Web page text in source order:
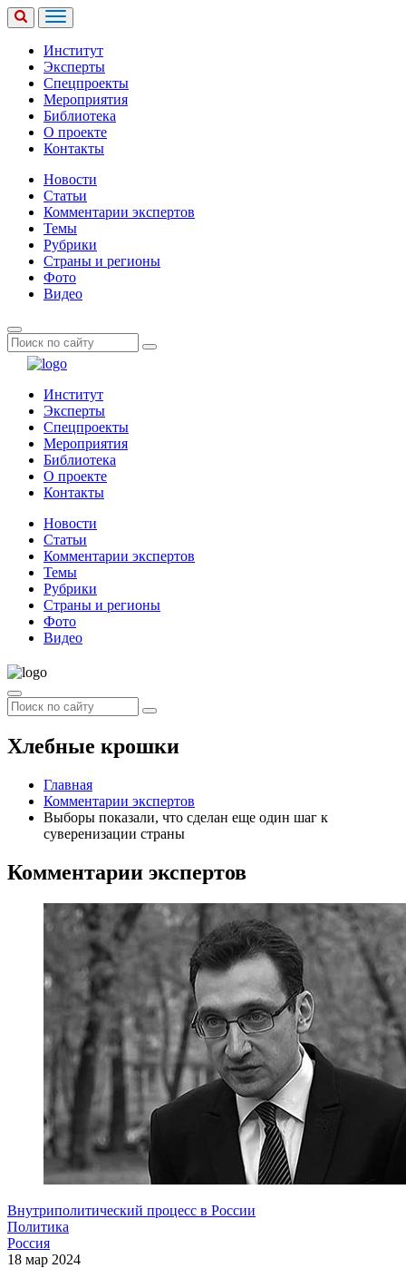
Институт
Эксперты
Спецпроекты
Мероприятия
Библиотека
О проекте
Контакты
Новости
Статьи
Комментарии экспертов
Темы
Рубрики
Страны и регионы
Фото
Видео
Институт
Эксперты
Спецпроекты
Мероприятия
Библиотека
О проекте
Контакты
Новости
Статьи
Комментарии экспертов
Темы
Рубрики
Страны и регионы
Фото
Видео
Хлебные крошки
Главная
Комментарии экспертов
Выборы показали, что сделан еще один шаг к
суверенизации страны
Комментарии экспертов
Внутриполитический процесс в России
Политика
Россия
18 мар 2024